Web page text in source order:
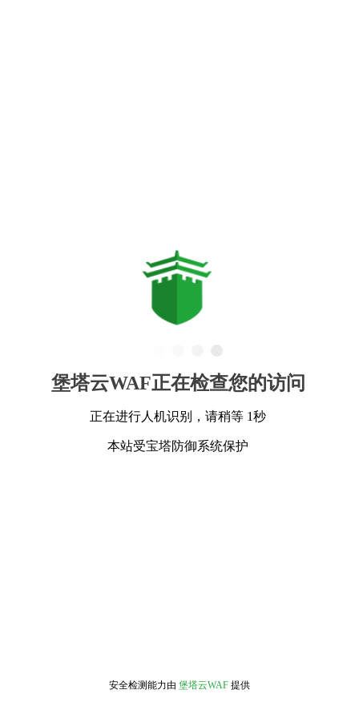
堡塔云WAF正在检查您的访问
正在进行人机识别，请稍等 1秒
本站受宝塔防御系统保护
安全检测能力由 堡塔云WAF 提供